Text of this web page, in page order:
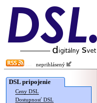
neprihlásený
DSL pripojenie
Ceny DSL
Dostupnosť DSL